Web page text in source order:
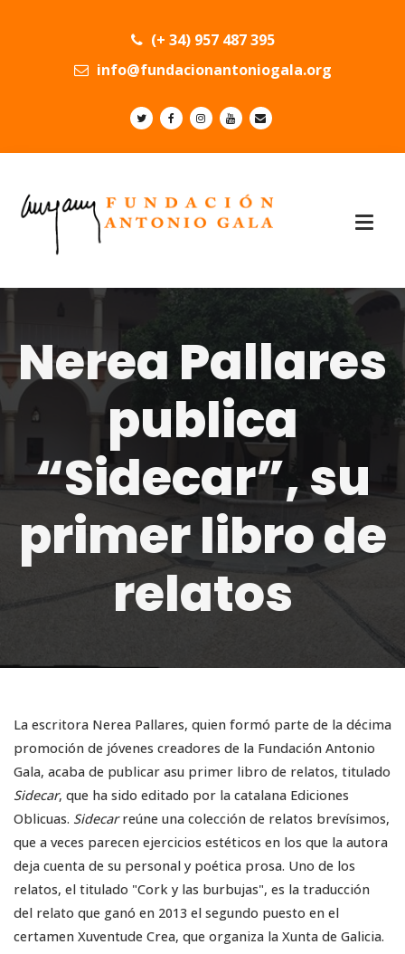
(+ 34) 957 487 395
info@fundacionantoniogala.org
Nerea Pallares
publica
“Sidecar”, su
primer libro de
relatos
La escritora Nerea Pallares, quien formó parte de la décima
promoción de jóvenes creadores de la Fundación Antonio
Gala, acaba de publicar asu primer libro de relatos, titulado
Sidecar, que ha sido editado por la catalana Ediciones
Oblicuas. Sidecarreúne una colección de relatos brevísimos,
que a veces parecen ejercicios estéticos en los que la autora
deja cuenta de su personal y poética prosa. Uno de los
relatos, el titulado "Cork y las burbujas", es la traducción
del relato que ganó en 2013 el segundo puesto en el
certamen Xuventude Crea, que organiza la Xunta de Galicia.